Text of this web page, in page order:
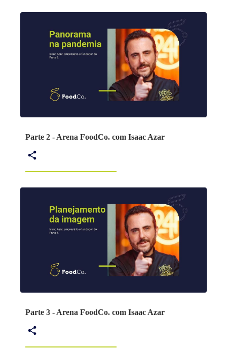
Parte 2 - Arena FoodCo. com Isaac Azar
Parte 3 - Arena FoodCo. com Isaac Azar